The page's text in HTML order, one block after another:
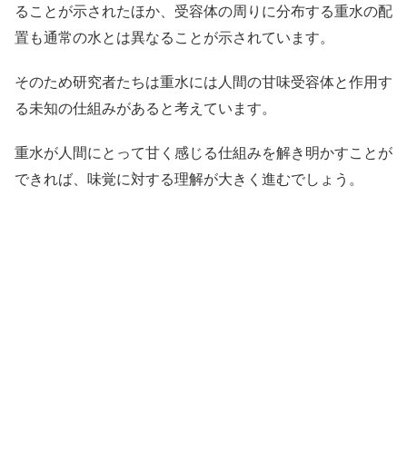
ることが示されたほか、受容体の周りに分布する重水の配
置も通常の水とは異なることが示されています。
そのため研究者たちは重水には人間の甘味受容体と作用す
る未知の仕組みがあると考えています。
重水が人間にとって甘く感じる仕組みを解き明かすことが
できれば、味覚に対する理解が大きく進むでしょう。